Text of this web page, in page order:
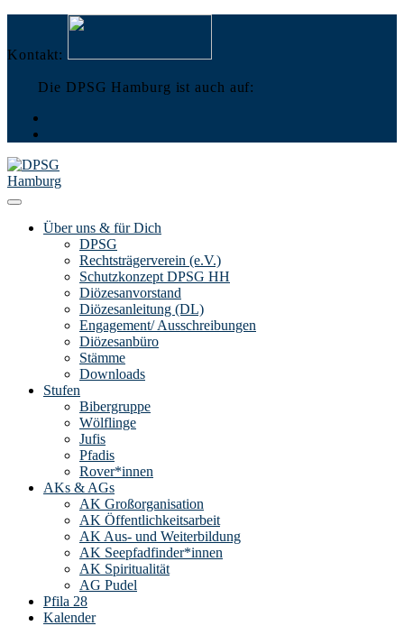
springen
Kontakt:
Die DPSG Hamburg ist auch auf:
Über uns & für Dich
DPSG
Rechtsträgerverein (e.V.)
Schutzkonzept DPSG HH
Diözesanvorstand
Diözesanleitung (DL)
Engagement/ Ausschreibungen
Diözesanbüro
Stämme
Downloads
Stufen
Bibergruppe
Wölflinge
Jufis
Pfadis
Rover*innen
AKs & AGs
AK Großorganisation
AK Öffentlichkeitsarbeit
AK Aus- und Weiterbildung
AK Seepfadfinder*innen
AK Spiritualität
AG Pudel
Pfila 28
Kalender